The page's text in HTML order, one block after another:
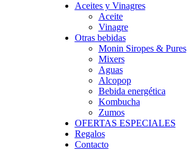
Aceites y Vinagres
Aceite
Vinagre
Otras bebidas
Monin Siropes & Pures
Mixers
Aguas
Alcopop
Bebida energética
Kombucha
Zumos
OFERTAS ESPECIALES
Regalos
Contacto